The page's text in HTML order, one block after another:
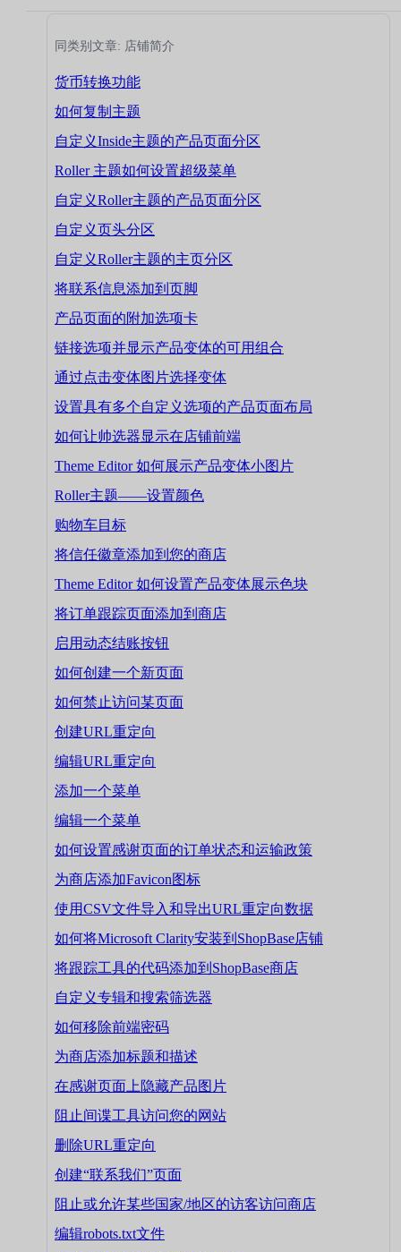
同类别文章: 店铺简介
货币转换功能
如何复制主题
自定义Inside主题的产品页面分区
Roller 主题如何设置超级菜单
自定义Roller主题的产品页面分区
自定义页头分区
自定义Roller主题的主页分区
将联系信息添加到页脚
产品页面的附加选项卡
链接选项并显示产品变体的可用组合
通过点击变体图片选择变体
设置具有多个自定义选项的产品页面布局
如何让帅选器显示在店铺前端
Theme Editor 如何展示产品变体小图片
Roller主题——设置颜色
购物车目标
将信任徽章添加到您的商店
Theme Editor 如何设置产品变体展示色块
将订单跟踪页面添加到商店
启用动态结账按钮
如何创建一个新页面
如何禁止访问某页面
创建URL重定向
编辑URL重定向
添加一个菜单
编辑一个菜单
如何设置感谢页面的订单状态和运输政策
为商店添加Favicon图标
使用CSV文件导入和导出URL重定向数据
如何将Microsoft Clarity安装到ShopBase店铺
将跟踪工具的代码添加到ShopBase商店
自定义专辑和搜索筛选器
如何移除前端密码
为商店添加标题和描述
在感谢页面上隐藏产品图片
阻止间谍工具访问您的网站
删除URL重定向
创建“联系我们”页面
阻止或允许某些国家/地区的访客访问商店
编辑robots.txt文件